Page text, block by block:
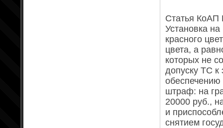
Статья КоАП
Установка
красного
цвета, а
которых не
допуску ТС к
обеспечению
штраф: на
20000 руб.,
и
снятием